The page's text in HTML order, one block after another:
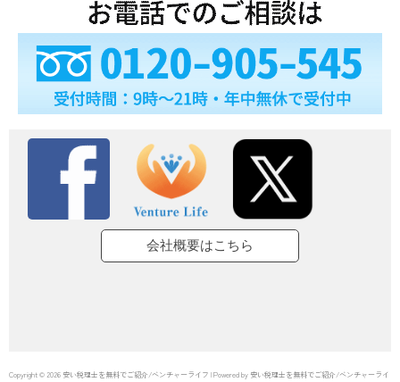
会社概要はこちら
Copyright © 2026 安い税理士を無料でご紹介/ベンチャーライフ | Powered by 安い税理士を無料でご紹介/ベンチャーライ